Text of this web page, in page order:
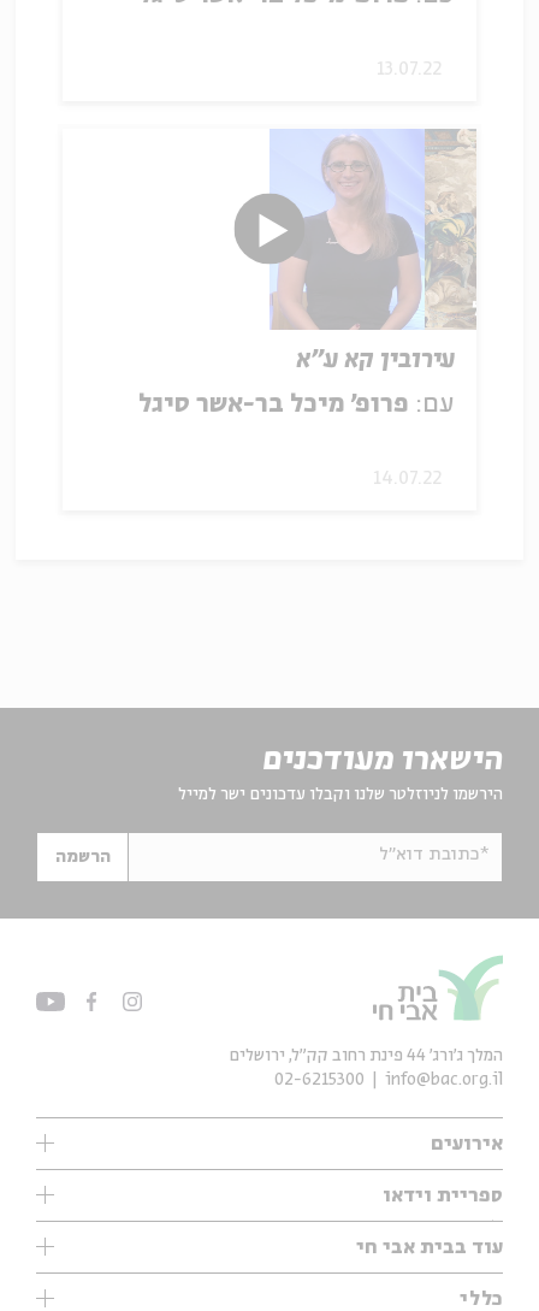
13.07.22
עירובין קא ע"א
עם: פרופ' מיכל בר-אשר סיגל
14.07.22
הישארו מעודכנים
הירשמו לניוזלטר שלנו וקבלו עדכונים ישר למייל
*כתובת דוא"ל הרשמה
אירועים
אנגלית
נוער
ספריית וידאו
עיון
עוד בבית אבי חי
כללי
המלך ג'ורג' 44 פינת רחוב קק״ל, ירושלים
info@bac.org.il
02-6215300